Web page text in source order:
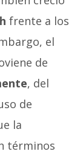
frente a los
el
de
, del
de
la
términos